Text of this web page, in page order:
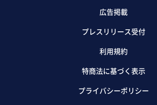
広告掲載
プレスリリース受付
利用規約
特商法に基づく表示
プライバシーポリシー